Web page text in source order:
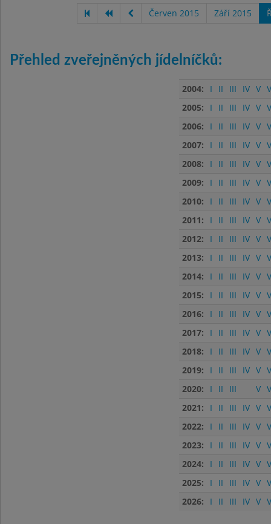
Červen 2015 Září 2015
Přehled zveřejněných jídelníčků:
2004: I II III IV V
2005:
I II III IV V
2006:
I II III IV V
2007:
I II III IV V
2008:
I II III IV V
2009:
I II III IV V
2010:
I II III IV V
2011:
I II III IV V
2012:
I II III IV V
2013:
I II III IV V
2014:
I II III IV V
2015:
I II III IV V
2016:
I II III IV V
2017:
I II III IV V
2018:
I II III IV V
2019:
I II III IV V
2020:
I II III V
2021:
I II III IV V
2022:
I II III IV V
2023:
I II III IV V
2024:
I II III IV V
2025:
I II III IV V
2026:
I II III IV V